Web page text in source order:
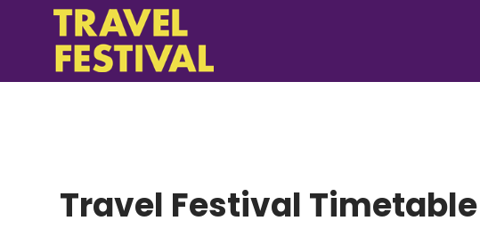
Travel Festival Timetable